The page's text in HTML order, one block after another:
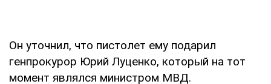
Он уточнил, что пистолет ему подарил
генпрокурор Юрий Луценко, который на тот
момент являлся министром МВД.